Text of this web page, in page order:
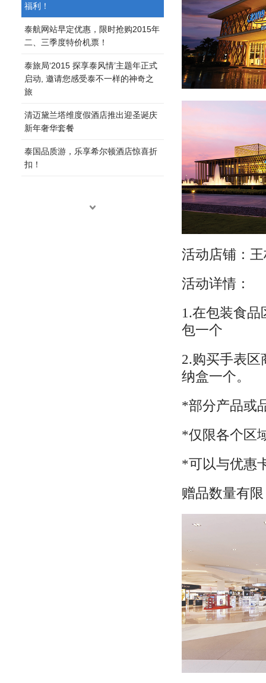
福利！
泰航网站早定优惠，限时抢购2015年
二、三季度特价机票！
泰旅局‘2015 探享泰风情’主题年正式
启动, 邀请您感受泰不一样的神奇之
旅
清迈黛兰塔维度假酒店推出迎圣诞庆
新年奢华套餐
泰国品质游，乐享希尔顿酒店惊喜折
扣！
活动店铺：
活动详情：
1.在包装食
包一个
2.购买手表区
纳盒一个。
*部分产品或
*仅限各个区
*可以与优惠
赠品数量有